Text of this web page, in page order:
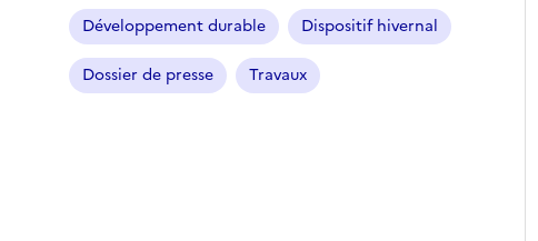
Développement durable Dispositif hivernal
Dossier de presse Travaux